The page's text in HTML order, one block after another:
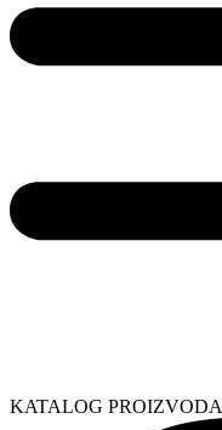
KATALOG PROIZVODA